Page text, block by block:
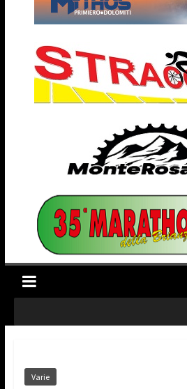
Varie